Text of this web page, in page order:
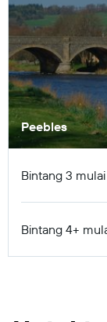
Peebles
Bintang 3 mulai
Bintang 4+